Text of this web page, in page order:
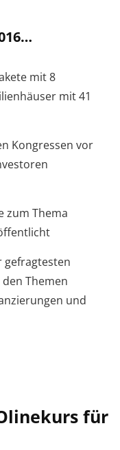
mit 8
mit 41
Kongressen vor
zum Thema
gefragtesten
Themen
und
für